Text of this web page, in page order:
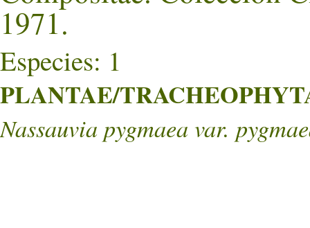
1971.
Especies: 1
PLANTAE/
Nassauvia pygmaea var.